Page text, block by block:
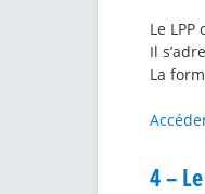
Le
Il
La
4 –